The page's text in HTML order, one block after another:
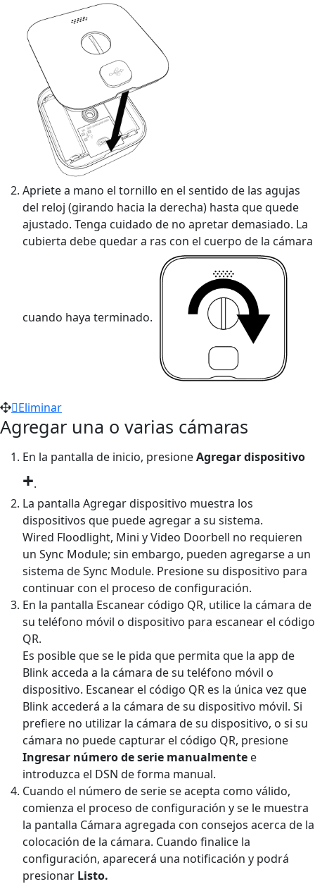
Apriete a mano el tornillo en el sentido de las agujas
del reloj (girando hacia la derecha) hasta que quede
ajustado. Tenga cuidado de no apretar demasiado. La
cubierta debe quedar a ras con el cuerpo de la cámara
cuando haya terminado.
Eliminar
Agregar una o varias cámaras
En la pantalla de inicio, presioneAgregar dispositivo
+.
La pantalla Agregar dispositivo muestra los
dispositivos que puede agregar a su sistema.
Wired Floodlight, Mini y Video Doorbell no requieren
un Sync Module; sin embargo, pueden agregarse a un
sistema de Sync Module. Presione su dispositivo para
continuar con el proceso de configuración.
En la pantalla Escanear código QR, utilice la cámara de
su teléfono móvil o dispositivo para escanear el código
QR.
Es posible que se le pida que permita que la app de
Blink acceda a la cámara de su teléfono móvil o
dispositivo. Escanear el código QR es la única vez que
Blink accederá a la cámara de su dispositivo móvil. Si
prefiere no utilizar la cámara de su dispositivo, o si su
cámara no puede capturar el código QR, presione
Ingresar número de serie manualmente e
introduzca el DSN de forma manual.
Cuando el número de serie se acepta como válido,
comienza el proceso de configuración y se le muestra
la pantalla Cámara agregada con consejos acerca de la
colocación de la cámara. Cuando finalice la
configuración, aparecerá una notificación y podrá
presionar Listo.